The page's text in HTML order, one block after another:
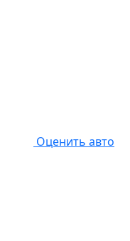
Оценить авто